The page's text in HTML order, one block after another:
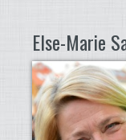
Else-Marie